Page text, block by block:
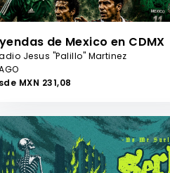
de Mexico en CDMX
Jesus "Palillo" Martinez
MXN 231,08